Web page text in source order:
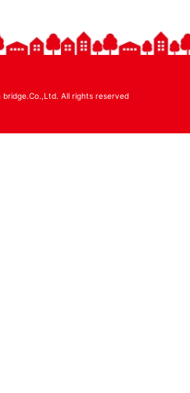
bridge.Co.,Ltd. All rights reserved